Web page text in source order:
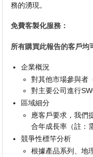
務的湧現。
免費客製化服務：
所有購買此報告的客戶均
企業概況
對其他市場參與者
對主要公司進行
區域細分
應客戶要求，我們
合年成長率（註：
競爭性標竿分析
根據產品系列、地